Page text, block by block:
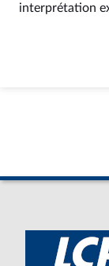
interprétation